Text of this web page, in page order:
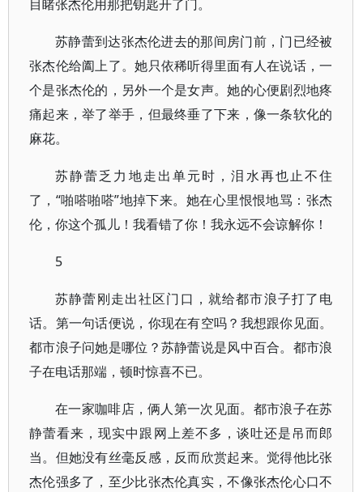
目睹张杰伦用那把钥匙开了门。
苏静蕾到达张杰伦进去的那间房门前，门已经被
张杰伦给阖上了。她只依稀听得里面有人在说话，一
个是张杰伦的，另外一个是女声。她的心便剧烈地疼
痛起来，举了举手，但最终垂了下来，像一条软化的
麻花。
苏静蕾乏力地走出单元时，泪水再也止不住
了，“啪嗒啪嗒”地掉下来。她在心里恨恨地骂：张杰
伦，你这个孤儿！我看错了你！我永远不会谅解你！
5
苏静蕾刚走出社区门口，就给都市浪子打了电
话。第一句话便说，你现在有空吗？我想跟你见面。
都市浪子问她是哪位？苏静蕾说是风中百合。都市浪
子在电话那端，顿时惊喜不已。
在一家咖啡店，俩人第一次见面。都市浪子在苏
静蕾看来，现实中跟网上差不多，谈吐还是吊而郎
当。但她没有丝毫反感，反而欣赏起来。觉得他比张
杰伦强多了，至少比张杰伦真实，不像张杰伦心口不